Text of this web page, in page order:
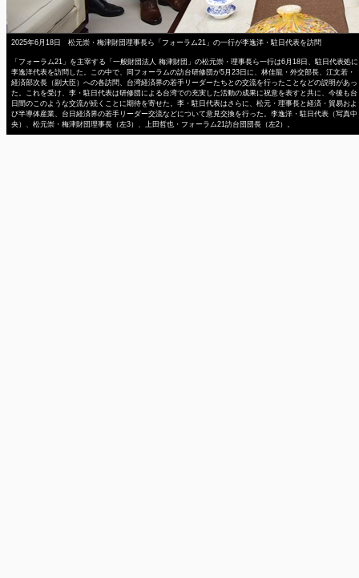
2025年6月18日 松元崇・梅津財団理事長ら「フォーラム21」の一行が李逸洋・駐日代表を訪問
「フォーラム21」を主宰する「一般財団法人 梅津財団」の松元崇・理事長ら一行は6月18日、駐日代表処に
李逸洋代表を訪問した。この中で、同フォーラムの訪台研修団が5月23日に、林佳龍・外交部長、江文若・
経済部次長（副大臣）への各訪問、台湾経済界の若手リーダーたちとの交流を行ったことなどの説明があっ
た。これを受け、李・駐日代表は研修団による台湾での充実した活動の成果に祝意を表すと共に、今後も台
日間のこのような交流が続くことに期待を寄せた。李・駐日代表はさらに、松元・理事長と経済・貿易およ
び半導体産業、台日経済界の若手リーダー交流などについて意見交換を行った。李逸洋・駐日代表（写真中
央）、松元崇・梅津財団理事長（左3）、上田哲也・フォーラム21訪台団団長（左2）。